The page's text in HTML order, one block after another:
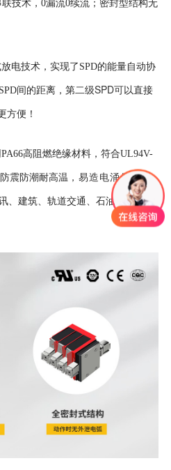
技术，0漏流0续流；密封型结构无
电技术，实现了SPD的能量自动协
间的距离，第二级SPD可以直接
方便！
高阻燃绝缘材料，符合UL94V-
震防潮耐高温 ，易造电涌保护器
、建筑、轨道交通、石油石化等多